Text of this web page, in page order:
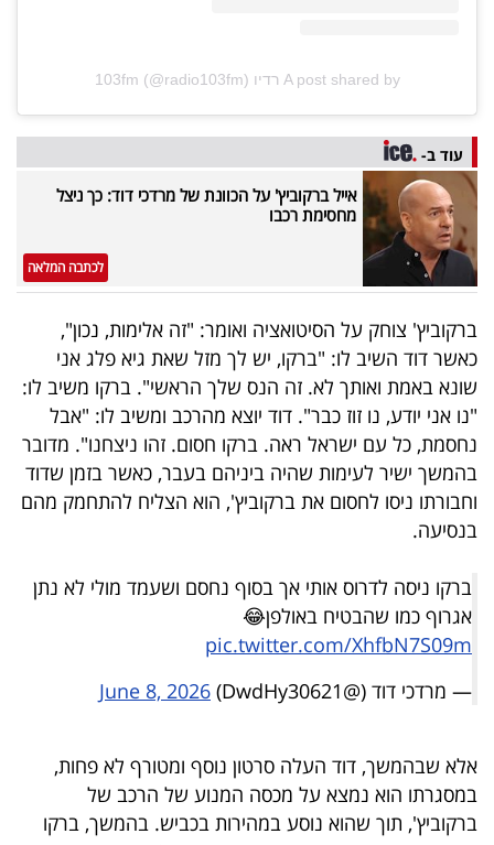
A post shared by רדיו 103fm (@radio103fm)
עוד ב-
אייל ברקוביץ' על הכוונת של מרדכי דוד: כך ניצל
מחסימת רכבו
לכתבה המלאה
ברקוביץ' צוחק על הסיטואציה ואומר: "זה אלימות, נכון",
כאשר דוד השיב לו: "ברקו, יש לך מזל שאת גיא פלג אני
שונא באמת ואותך לא. זה הנס שלך הראשי". ברקו משיב לו:
"נו אני יודע, נו זוז כבר". דוד יוצא מהרכב ומשיב לו: "אבל
נחסמת, כל עם ישראל ראה. ברקו חסום. זהו ניצחנו". מדובר
בהמשך ישיר לעימות שהיה ביניהם בעבר, כאשר בזמן שדוד
וחבורתו ניסו לחסום את ברקוביץ', הוא הצליח להתחמק מהם
בנסיעה.
ברקו ניסה לדרוס אותי אך בסוף נחסם ושעמד מולי לא נתן
אגרוף כמו שהבטיח באולפן😂
pic.twitter.com/XhfbN7S09m
— מרדכי דוד (@DwdHy30621)
June 8, 2026
אלא שבהמשך, דוד העלה סרטון נוסף ומטורף לא פחות,
במסגרתו הוא נמצא על מכסה המנוע של הרכב של
ברקוביץ', תוך שהוא נוסע במהירות בכביש. בהמשך, ברקו